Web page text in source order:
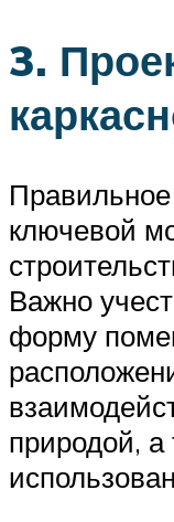
3.
ключевой
Важно
форму
природой, а